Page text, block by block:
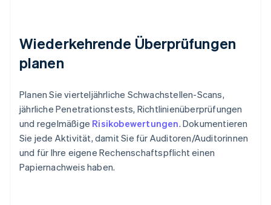
Wiederkehrende Überprüfungen
planen
Planen Sie vierteljährliche Schwachstellen-Scans,
jährliche Penetrationstests, Richtlinienüberprüfungen
und regelmäßige Risikobewertungen. Dokumentieren
Sie jede Aktivität, damit Sie für Auditoren/Auditorinnen
und für Ihre eigene Rechenschaftspflicht einen
Papiernachweis haben.